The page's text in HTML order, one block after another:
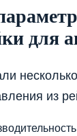
для
из